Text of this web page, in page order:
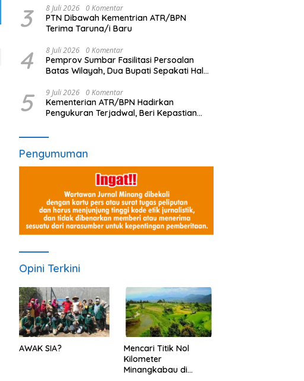
3 8 Juli 2026 0 Komentar
PTN Dibawah Kementrian ATR/BPN
Terima Taruna/i Baru
4 8 Juli 2026 0 Komentar
Pemprov Sumbar Fasilitasi Persoalan
Batas Wilayah, Dua Bupati Sepakati Hal
5 9 Juli 2026 0 Komentar
Kementerian ATR/BPN Hadirkan
Pengukuran Terjadwal, Beri Kepastian
Pengumuman
Opini Terkini
AWAK SIA?
Mencari Titik Nol
Kilometer
Minangkabau di